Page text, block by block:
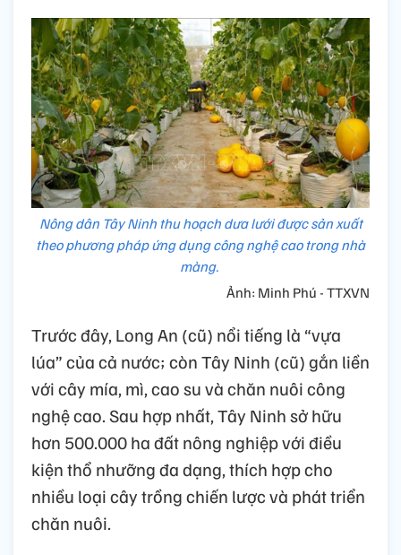
Nông dân Tây Ninh thu hoạch dưa lưới được sản xuất
theo phương pháp ứng dụng công nghệ cao trong nhà
màng.
Ảnh: Minh Phú - TTXVN
Trước đây, Long An (cũ) nổi tiếng là “vựa
lúa” của cả nước; còn Tây Ninh (cũ) gắn liền
với cây mía, mì, cao su và chăn nuôi công
nghệ cao. Sau hợp nhất, Tây Ninh sở hữu
hơn 500.000 ha đất nông nghiệp với điều
kiện thổ nhưỡng đa dạng, thích hợp cho
nhiều loại cây trồng chiến lược và phát triển
chăn nuôi.